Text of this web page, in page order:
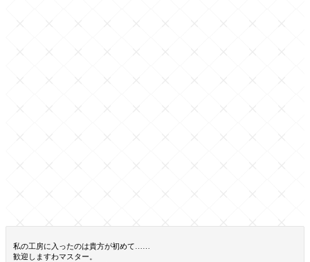
私の工房に入ったのは貴方が初めて……
歓迎しますわマスター。